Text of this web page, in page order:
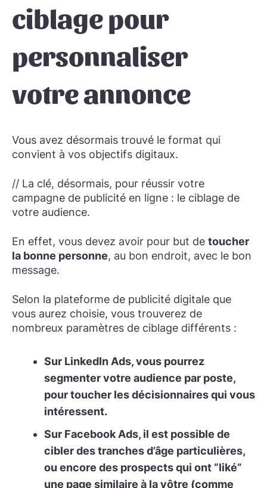
ciblage pour
personnaliser
votre annonce
Vous avez désormais trouvé le format qui
convient à vos objectifs digitaux.
// La clé, désormais, pour réussir votre
campagne de publicité en ligne : le ciblage de
votre audience.
En effet, vous devez avoir pour but de toucher
la bonne personne, au bon endroit, avec le bon
message.
Selon la plateforme de publicité digitale que
vous aurez choisie, vous trouverez de
nombreux paramètres de ciblage différents :
Sur LinkedIn Ads, vous pourrez
segmenter votre audience par poste,
pour toucher les décisionnaires qui vous
intéressent.
Sur Facebook Ads, il est possible de
cibler des tranches d’âge particulières,
ou encore des prospects qui ont “liké”
une page similaire à la vôtre (comme